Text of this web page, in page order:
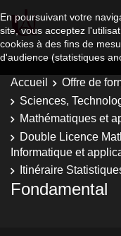
En poursuivant votre
site, vous acceptez
cookies à des fins de
d'audience (statistiques
Accueil Offre de
Sciences,
Mathématiques et
Double Licence
Informatique et
Itinéraire
Fondamental